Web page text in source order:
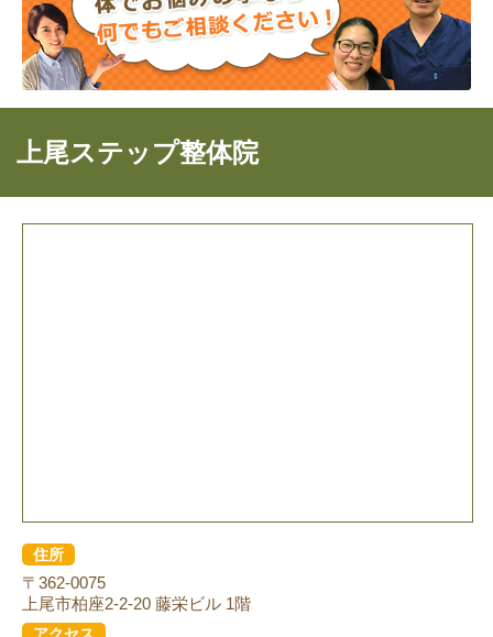
上尾ステップ整体院
住所
〒362-0075
上尾市柏座2-2-20 藤栄ビル 1階
アクセス